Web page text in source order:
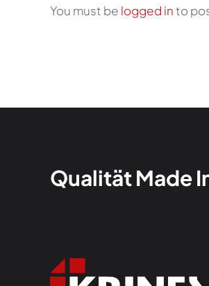
You must be logged into
Qualität Made